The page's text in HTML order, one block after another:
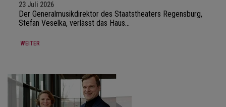
23 Juli 2026
Der Generalmusikdirektor des Staatstheaters Regensburg,
Stefan Veselka, verlässt das Haus…
WEITER